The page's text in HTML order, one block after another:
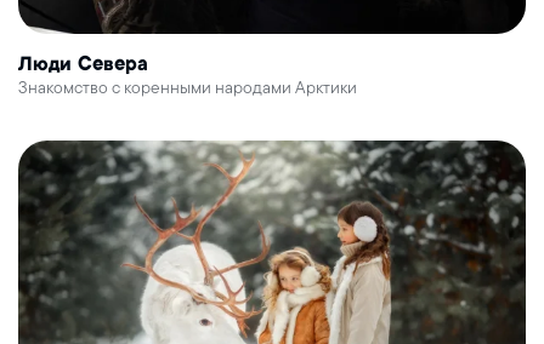
Люди Севера
Знакомство с коренными народами Арктики